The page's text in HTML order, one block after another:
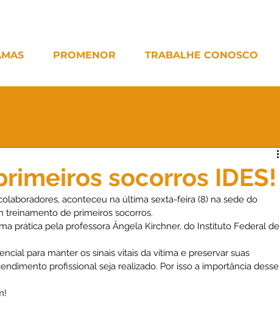
PROMENOR TRABALHE CONOSCO
socorros IDES!
aconteceu na última sexta-feira (8) na sede do
treinamento de primeiros socorros.
prática pela professora Ângela Kirchner, do Instituto Federal de
para manter os sinais vitais da vítima e preservar suas
profissional seja realizado. Por isso a importância desse